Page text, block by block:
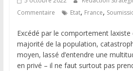
Commentaire
Etat, France,
Excédé par le comportement laxiste
majorité de la population,
moyen, lassé d’entendre une
en privé – il ne faut surtout pas